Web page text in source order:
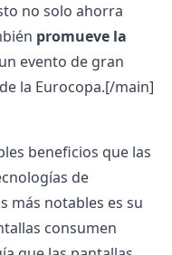
no solo ahorra
promueve la
evento de gran
la Eurocopa.[/main]
beneficios que las
de
más notables es su
consumen